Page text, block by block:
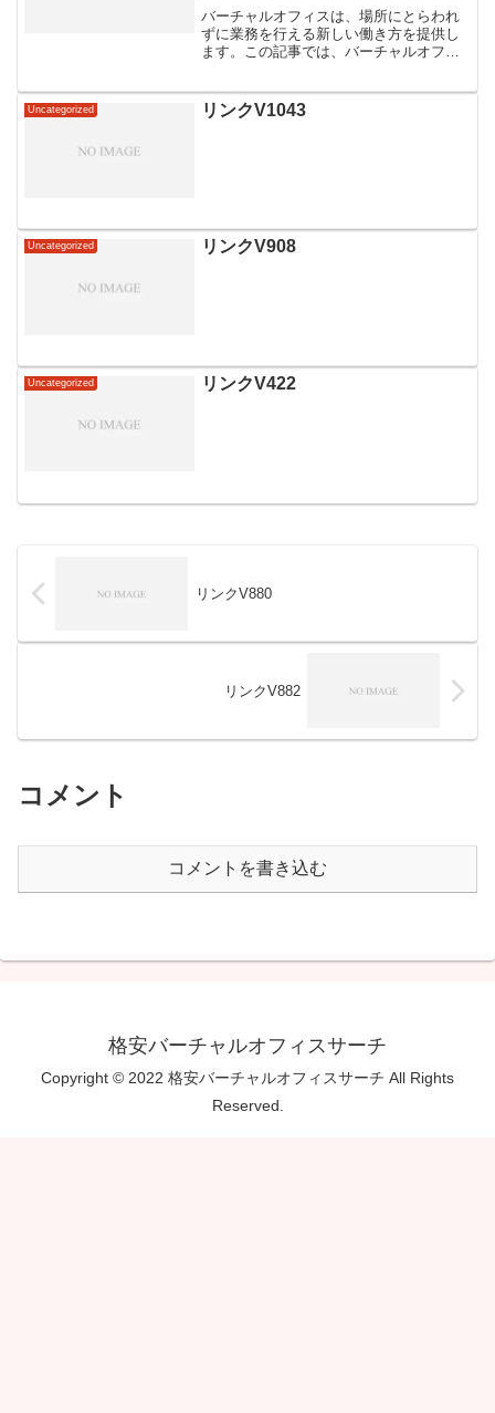
バーチャルオフィスは、場所にとらわれ
ずに業務を行える新しい働き方を提供し
ます。この記事では、バーチャルオフィ
スト削減や働き方の柔軟性向上など、多
くの利点が存在し、日本国...
Uncategorized リンクV1043
Uncategorized リンクV908
Uncategorized リンクV422
リンクV880
リンクV882
コメント
コメントを書き込む
格安バーチャルオフィスサーチ
Copyright © 2022 格安バーチャルオフィスサーチ All Rights
Reserved.